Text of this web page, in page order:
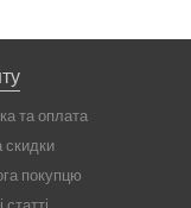
та оплата
скидки
покупцю